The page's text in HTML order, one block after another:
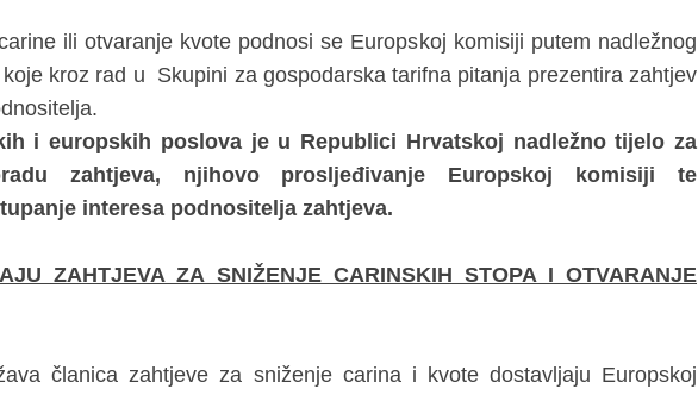
ili otvaranje kvote podnosi se Europskoj komisiji putem nadležnog
kroz rad u Skupini za gospodarska tarifna pitanja prezentira zahtjev
i europskih poslova je u Republici Hrvatskoj nadležno tijelo za
zahtjeva, njihovo prosljeđivanje Europskoj komisiji te
interesa podnositelja zahtjeva.
ZAHTJEVA ZA SNIŽENJE CARINSKIH STOPA I OTVARANJE
članica zahtjeve za sniženje carina i kvote dostavljaju Europskoj